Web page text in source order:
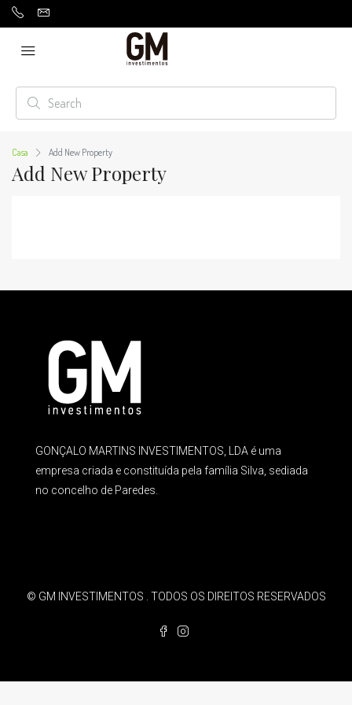
Casa Add New Property
Add New Property
GONÇALO MARTINS INVESTIMENTOS, LDA é uma
empresa criada e constituída pela família Silva, sediada
no concelho de Paredes.
© GM INVESTIMENTOS . TODOS OS DIREITOS RESERVADOS